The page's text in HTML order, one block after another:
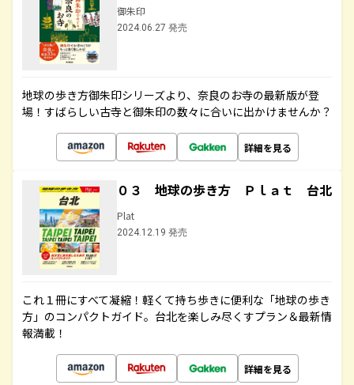
御朱印
2024.06.27 発売
地球の歩き方御朱印シリーズより、奈良のお寺の最新版が登
場！すばらしい古寺と御朱印の数々に合いに出かけませんか？
詳細を見る
０３ 地球の歩き方 Ｐｌａｔ 台北
Plat
2024.12.19 発売
これ１冊にすべて凝縮！軽くて持ち歩きに便利な「地球の歩き
方」のコンパクトガイド。台北を楽しみ尽くすプラン＆最新情
報満載！
詳細を見る